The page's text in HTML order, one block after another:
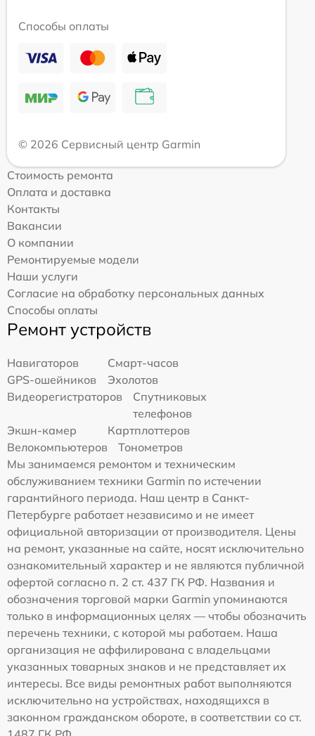
Способы оплаты
© 2026 Сервисный центр Garmin
Стоимость ремонта
Оплата и доставка
Контакты
Вакансии
О компании
Ремонтируемые модели
Наши услуги
Согласие на обработку персональных данных
Способы оплаты
Ремонт устройств
Навигаторов
Смарт-часов
GPS-ошейников
Эхолотов
Видеорегистраторов
Спутниковых
телефонов
Экшн-камер
Картплоттеров
Велокомпьютеров
Тонометров
Мы занимаемся ремонтом и техническим
обслуживанием техники Garmin по истечении
гарантийного периода. Наш центр в Санкт-
Петербурге работает независимо и не имеет
официальной авторизации от производителя. Цены
на ремонт, указанные на сайте, носят исключительно
ознакомительный характер и не являются публичной
офертой согласно п. 2 ст. 437 ГК РФ. Названия и
обозначения торговой марки Garmin упоминаются
только в информационных целях — чтобы обозначить
перечень техники, с которой мы работаем. Наша
организация не аффилирована с владельцами
указанных товарных знаков и не представляет их
интересы. Все виды ремонтных работ выполняются
исключительно на устройствах, находящихся в
законном гражданском обороте, в соответствии со ст.